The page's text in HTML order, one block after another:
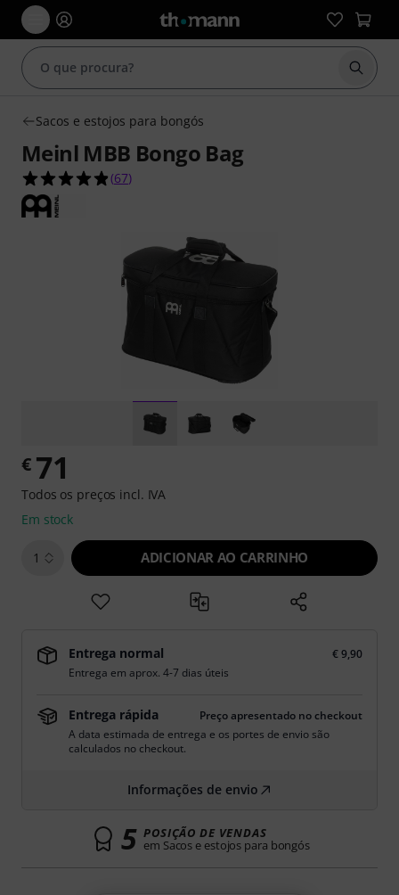
Iniciar
Sacos e estojos para bongós
Meinl MBB Bongo Bag
4.8 de 5 estrelas de 67 avaliações de clientes
(67)
€ 71
Todos os preços incl. IVA
Em stock
1 ADICIONAR AO CARRINHO
Entrega normal
€ 9,90
Entrega em aprox. 4-7 dias úteis
Entrega rápida
Preço apresentado no checkout
A data estimada de entrega e os portes de envio são
calculados no checkout.
Informações de envio
5 POSIÇÃO DE VENDAS
em Sacos e estojos para bongós